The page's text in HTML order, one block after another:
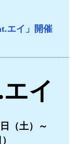
エイ」開催
イ
（土）～